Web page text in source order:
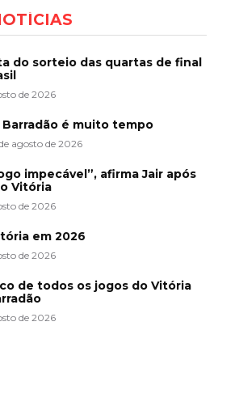
do sorteio das quartas de final
de 2026
é muito tempo
agosto de 2026
impecável”, afirma Jair após
Vitória
de 2026
em 2026
de 2026
de todos os jogos do Vitória
de 2026